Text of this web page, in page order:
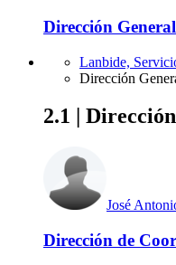
Dirección General
Lanbide,
Dirección
2.1 |
José
Dirección de